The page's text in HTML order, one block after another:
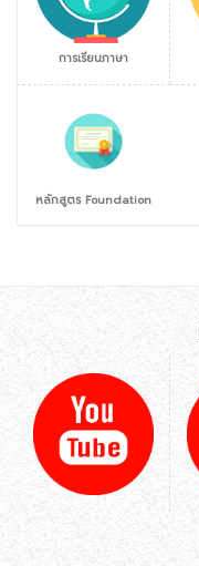
การเรียนภาษา
หลักสูตร Foundation